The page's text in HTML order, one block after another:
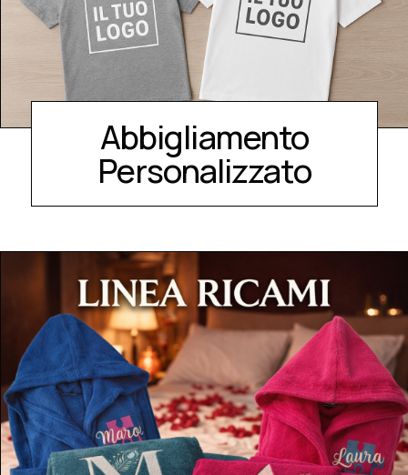
Abbigliamento
Personalizzato